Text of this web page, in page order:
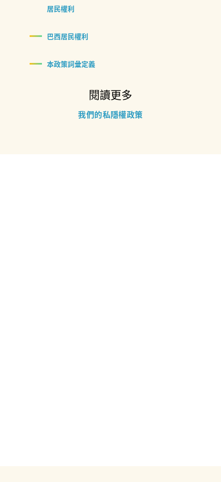
居民權利
巴西居民權利
本政策詞彙定義
閱讀更多
我們的私隱權政策